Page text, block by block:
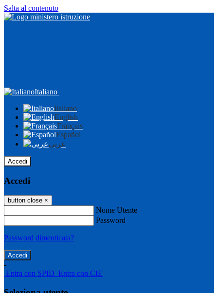
Salta al contenuto
Italiano
Italiano
English
Français
Español
عربى
Accedi
Accedi
button close ×
Nome Utente
Password
Password dimenticata?
-
Entra con SPID Entra con CIE